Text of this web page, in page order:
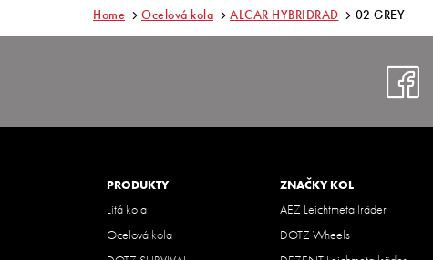
Home Ocelová kola ALCAR HYBRIDRAD 02 GREY
PRODUKTY
Litá kola
Ocelová kola
ZNAČKY KOL
AEZ Leichtmetallräder
DOTZ Wheels